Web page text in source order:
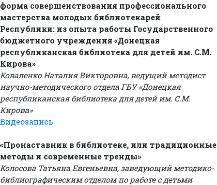
форма совершенствования профессионального
мастерства молодых библиотекарей
Республики: из опыта работы Государственного
бюджетного учреждения «Донецкая
республиканская библиотека для детей им. С.М.
Кирова»
Коваленко Наталия Викторовна, ведущий методист
научно-методического отдела ГБУ «Донецкая
республиканская библиотека для детей им. С.М.
Кирова»
Видеозапись
«Пронаставник в библиотеке, или традиционные
методы и современные тренды»
Колосова Татьяна Евгеньевна, заведующий методико-
библиографическим отделом по работе с детьми